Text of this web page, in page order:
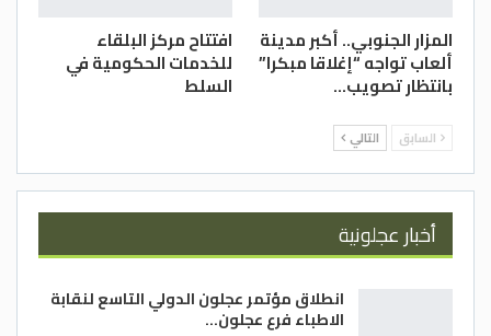
المزار الجنوبي.. أكبر مدينة
ألعاب تواجه “إغلاقا مبكرا”
بانتظار تصويب…
افتتاح مركز البلقاء
للخدمات الحكومية في
السلط
السابق التالي
أخبار عجلونية
انطلاق مؤتمر عجلون الدولي التاسع لنقابة
الاطباء فرع عجلون…